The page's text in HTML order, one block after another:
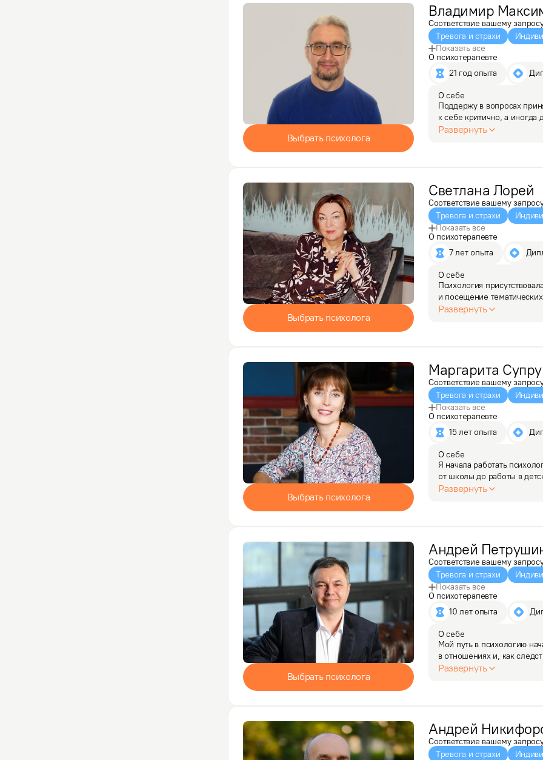
Выбрать психолога
Владимир
Соответствие вашему
Тревога и страхи
Показать все
О психотерапевте
21 год опыта
О себе
Поддержу в вопросах
к себе критично, а
вами", когда другие
Развернуть
Выбрать психолога
Светлана Лорей
Соответствие вашему
Тревога и страхи
Показать все
О психотерапевте
7 лет опыта
О себе
Психология
и посещение
я узнала из личного
Развернуть
Выбрать психолога
Маргарита
Соответствие вашему
Тревога и страхи
Показать все
О психотерапевте
15 лет опыта
О себе
Я начала работать
от школы до работы в
я сосредоточилась на
Развернуть
Выбрать психолога
Андрей
Соответствие вашему
Тревога и страхи
Показать все
О психотерапевте
10 лет опыта
О себе
Мой путь в психологию
в отношениях и, как
И, конечно, я как и вы,
Развернуть
Андрей
Соответствие вашему
Тревога и страхи